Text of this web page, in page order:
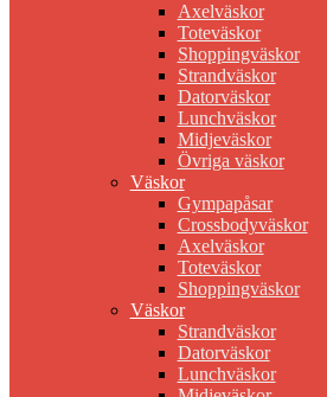
Axelväskor
Toteväskor
Shoppingväskor
Strandväskor
Datorväskor
Lunchväskor
Midjeväskor
Övriga väskor
Väskor
Gympapåsar
Crossbodyväskor
Axelväskor
Toteväskor
Shoppingväskor
Väskor
Strandväskor
Datorväskor
Lunchväskor